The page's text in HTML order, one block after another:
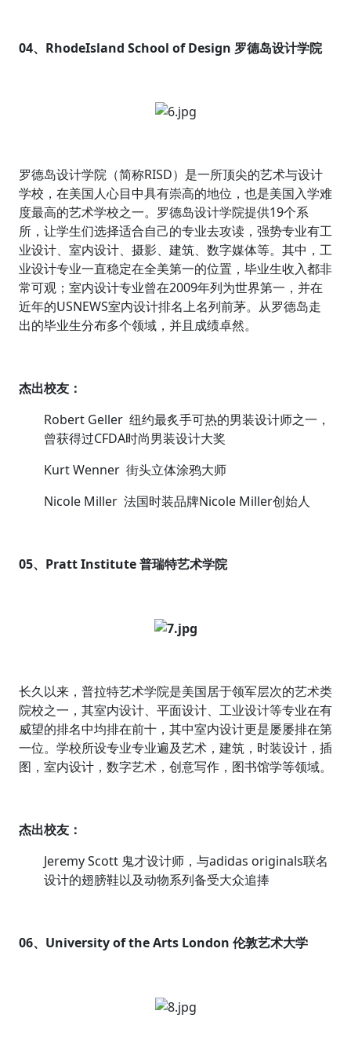
04、RhodeIsland School of Design 罗德岛设计学院
罗德岛设计学院（简称RISD）是一所顶尖的艺术与设计
学校，在美国人心目中具有崇高的地位，也是美国入学难
度最高的艺术学校之一。罗德岛设计学院提供19个系
所，让学生们选择适合自己的专业去攻读，强势专业有工
业设计、室内设计、摄影、建筑、数字媒体等。其中，工
业设计专业一直稳定在全美第一的位置，毕业生收入都非
常可观；室内设计专业曾在2009年列为世界第一，并在
近年的USNEWS室内设计排名上名列前茅。从罗德岛走
出的毕业生分布多个领域，并且成绩卓然。
杰出校友：
Robert Geller 纽约最炙手可热的男装设计师之一，
曾获得过CFDA时尚男装设计大奖
Kurt Wenner 街头立体涂鸦大师
Nicole Miller 法国时装品牌Nicole Miller创始人
05、Pratt Institute 普瑞特艺术学院
长久以来，普拉特艺术学院是美国居于领军层次的艺术类
院校之一，其室内设计、平面设计、工业设计等专业在有
威望的排名中均排在前十，其中室内设计更是屡屡排在第
一位。学校所设专业专业遍及艺术，建筑，时装设计，插
图，室内设计，数字艺术，创意写作，图书馆学等领域。
杰出校友：
Jeremy Scott 鬼才设计师，与adidas originals联名
设计的翅膀鞋以及动物系列备受大众追捧
06、University of the Arts London 伦敦艺术大学